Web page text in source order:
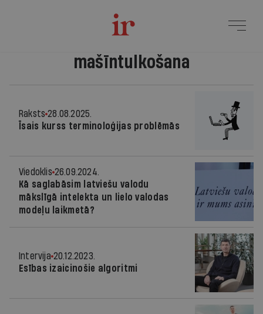
mašīntulkošana
Raksts 28.08.2025.
Īsais kurss terminoloģijas problēmās
Viedoklis 26.09.2024.
Kā saglabāsim latviešu valodu
mākslīgā intelekta un lielo valodas
modeļu laikmetā?
Intervija 20.12.2023.
Esības izaicinošie algoritmi